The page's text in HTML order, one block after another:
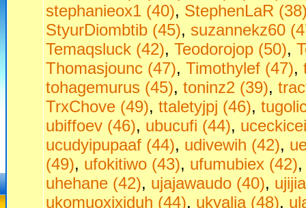
stephanieox1 (40), StephenLaR
StyurDiombtib (45), suzannekz60
Temaqsluck (42), Teodorojop (50),
Thomasjounc (47), Timothylef (47),
tohagemurus (45), toninz2 (39),
TrxChove (49), ttaletyjpj (46),
ubiffoev (46), ubucufi (44),
ucudyipupaaf (44), udivewih (42),
(49), ufokitiwo (43), ufumubiex (42)
uhehane (42), ujajawaudo (40),
ukomuoxixiduh (44), ukyalja (48),